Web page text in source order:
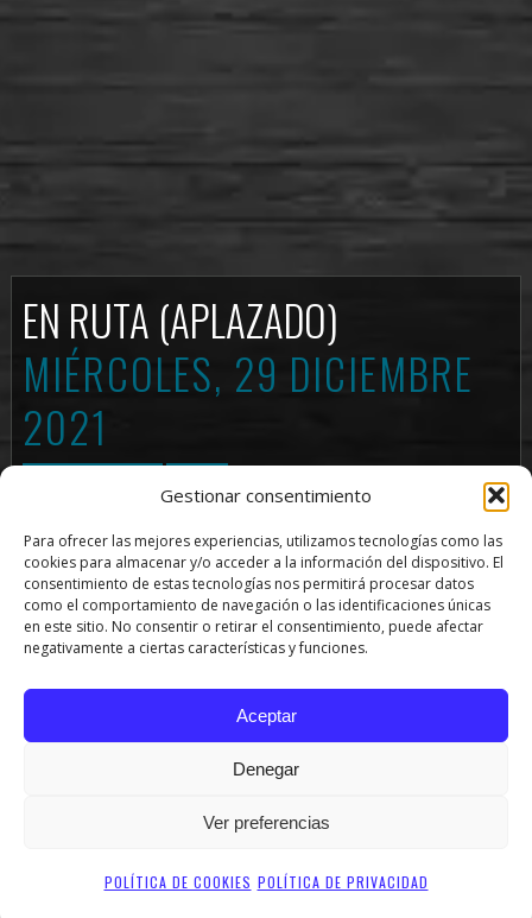
Gestionar consentimiento
Para ofrecer las mejores experiencias, utilizamos tecnologías como las
cookies para almacenar y/o acceder a la información del dispositivo. El
consentimiento de estas tecnologías nos permitirá procesar datos
como el comportamiento de navegación o las identificaciones únicas
en este sitio. No consentir o retirar el consentimiento, puede afectar
negativamente a ciertas características y funciones.
Aceptar
Denegar
Ver preferencias
POLÍTICA DE COOKIES POLÍTICA DE PRIVACIDAD
EN RUTA (APLAZADO)
MIÉRCOLES, 29 DICIEMBRE
2021
‘En ruta’ es un show de Stand-Up Comedy (lo de los
monólogos) donde se recoge lo mejor del material de Juanma
Dupley para llevarlo a todos y cada uno de los rincones donde
quieran pasar un rato súper agradable de risas y buen rollo.
los deportes minoritarios, el gimnasio, las palomas, ser
camarero, salir de fiesta, hacerse mayor, relaciones de pareja,
PIN